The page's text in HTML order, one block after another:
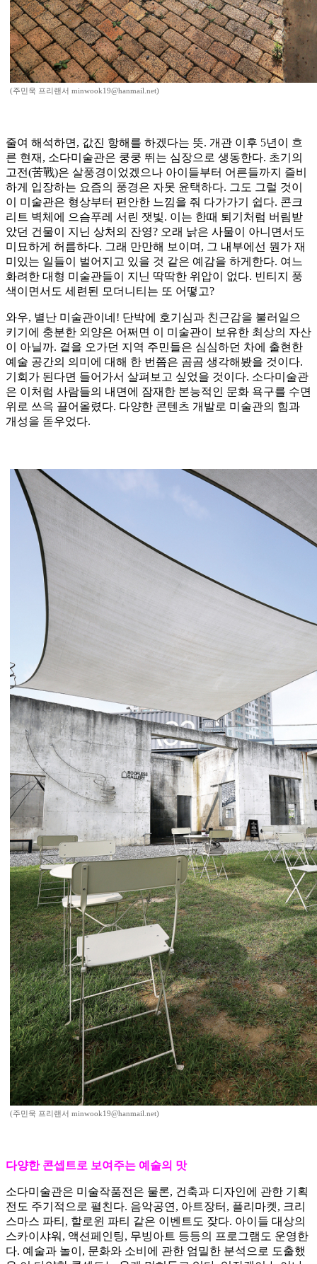
(주민욱 프리랜서 minwook19@hanmail.net)
줄여 해석하면, 값진 항해를 하겠다는 뜻. 개관 이후 5년이 흐
른 현재, 소다미술관은 쿵쿵 뛰는 심장으로 생동한다. 초기의
고전(苦戰)은 살풍경이었겠으나 아이들부터 어른들까지 즐비
하게 입장하는 요즘의 풍경은 자못 윤택하다. 그도 그럴 것이
이 미술관은 형상부터 편안한 느낌을 줘 다가가기 쉽다. 콘크
리트 벽체에 으슴푸레 서린 잿빛. 이는 한때 퇴기처럼 버림받
았던 건물이 지닌 상처의 잔영? 오래 낡은 사물이 아니면서도
미묘하게 허름하다. 그래 만만해 보이며, 그 내부에선 뭔가 재
미있는 일들이 벌어지고 있을 것 같은 예감을 하게한다. 여느
화려한 대형 미술관들이 지닌 딱딱한 위압이 없다. 빈티지 풍
색이면서도 세련된 모더니티는 또 어떻고?
와우, 별난 미술관이네! 단박에 호기심과 친근감을 불러일으
키기에 충분한 외양은 어쩌면 이 미술관이 보유한 최상의 자산
이 아닐까. 곁을 오가던 지역 주민들은 심심하던 차에 출현한
예술 공간의 의미에 대해 한 번쯤은 곰곰 생각해봤을 것이다.
기회가 된다면 들어가서 살펴보고 싶었을 것이다. 소다미술관
은 이처럼 사람들의 내면에 잠재한 본능적인 문화 욕구를 수면
위로 쓰윽 끌어올렸다. 다양한 콘텐츠 개발로 미술관의 힘과
개성을 돋우었다.
(주민욱 프리랜서 minwook19@hanmail.net)
다양한 콘셉트로 보여주는 예술의 맛
소다미술관은 미술작품전은 물론, 건축과 디자인에 관한 기획
전도 주기적으로 펼친다. 음악공연, 아트장터, 플리마켓, 크리
스마스 파티, 할로윈 파티 같은 이벤트도 잦다. 아이들 대상의
스카이샤워, 액션페인팅, 무빙아트 등등의 프로그램도 운영한
다. 예술과 놀이, 문화와 소비에 관한 엄밀한 분석으로 도출했